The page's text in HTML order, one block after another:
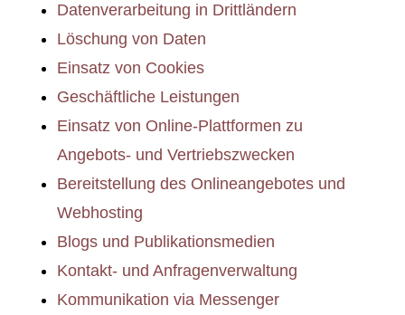
Datenverarbeitung in Drittländern
Löschung von Daten
Einsatz von Cookies
Geschäftliche Leistungen
Einsatz von Online-Plattformen zu
Angebots- und Vertriebszwecken
Bereitstellung des Onlineangebotes und
Webhosting
Blogs und Publikationsmedien
Kontakt- und Anfragenverwaltung
Kommunikation via Messenger